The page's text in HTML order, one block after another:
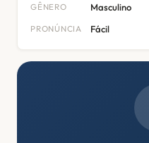
GÊNERO Masculino
PRONÚNCIA Fácil